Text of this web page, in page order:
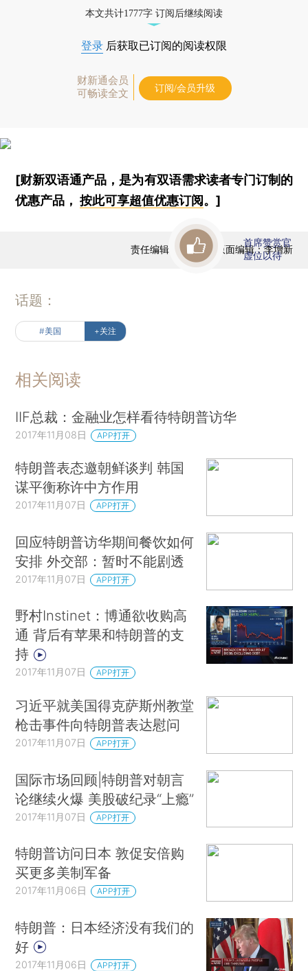
本文共计1777字 订阅后继续阅读
登录 后获取已订阅的阅读权限
财新通会员
可畅读全文
订阅/会员升级
[财新双语通产品，是为有双语需求读者专门订制的
优惠产品，按此可享超值优惠订阅 。]
责任编辑：李增新 | 版面编辑：李增新
首席赞赏官
虚位以待
话题：
#美国 +关注
相关阅读
IIF总裁：金融业怎样看待特朗普访华
2017年11月08日 APP打开
特朗普表态邀朝鲜谈判 韩国
谋平衡称许中方作用
2017年11月07日 APP打开
回应特朗普访华期间餐饮如何
安排 外交部：暂时不能剧透
2017年11月07日 APP打开
野村Instinet：博通欲收购高
通 背后有苹果和特朗普的支
持
2017年11月07日 APP打开
习近平就美国得克萨斯州教堂
枪击事件向特朗普表达慰问
2017年11月07日 APP打开
国际市场回顾|特朗普对朝言
论继续火爆 美股破纪录“上瘾”
2017年11月07日 APP打开
特朗普访问日本 敦促安倍购
买更多美制军备
2017年11月06日 APP打开
特朗普：日本经济没有我们的
好
2017年11月06日 APP打开